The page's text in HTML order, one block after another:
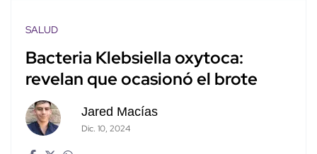
SALUD
Bacteria Klebsiella oxytoca:
revelan que ocasionó el brote
Jared Macías
Dic. 10, 2024